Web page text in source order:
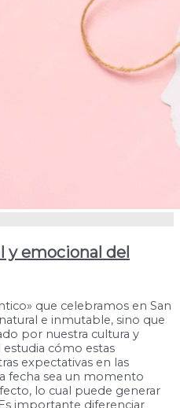
y emocional del
que celebramos en San
e inmutable, sino que
por nuestra cultura y
estudia cómo estas
expectativas en las
fecha sea un momento
lo cual puede generar
importante diferenciar